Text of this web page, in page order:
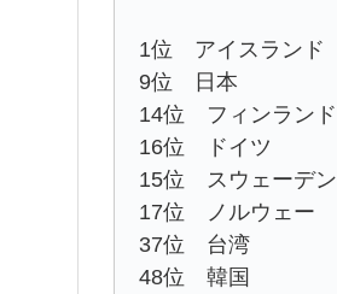
1位 アイスランド
9位 日本
14位 フィンランド
16位 ドイツ
15位 スウェーデン
17位 ノルウェー
37位 台湾
48位 韓国